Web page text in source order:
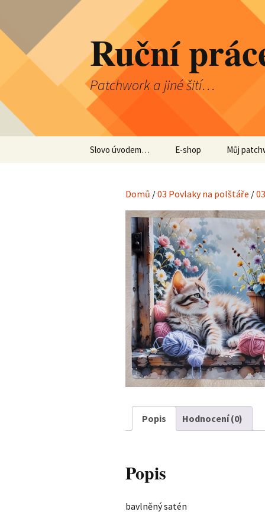
obsahu
webu
Ruční
Patchwork a jiné šití…
Slovo úvodem… E-shop
Pokladna
Můj účet
Obchodní podmínky
Reklamace a vrácení
Poštovné, balné, platba
Můj
Domů /03 Povlaky na polštáře /
Popis Hodnocení (0)
Popis
bavlněný satén